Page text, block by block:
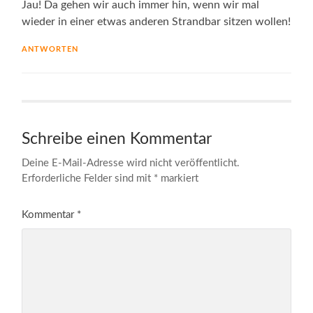
Jau! Da gehen wir auch immer hin, wenn wir mal
wieder in einer etwas anderen Strandbar sitzen wollen!
ANTWORTEN
Schreibe einen Kommentar
Deine E-Mail-Adresse wird nicht veröffentlicht.
Erforderliche Felder sind mit * markiert
Kommentar *